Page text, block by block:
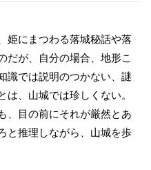
姫にまつわる落城秘話や落
だが、自分の場合、地形こ
識では説明のつかない、謎
、山城では珍しくない。
、目の前にそれが厳然とあ
と推理しながら、山城を歩